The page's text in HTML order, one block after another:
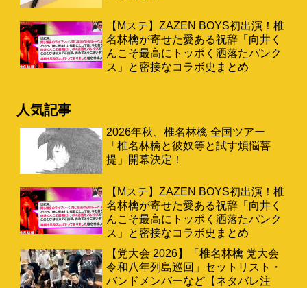
【Mステ】ZAZEN BOYS初出演！椎
名林檎が寄せた愛ある祝辞「向井く
んこそ最高にトッポく洒落たパンク
ス」と密接なコラボ史まとめ
人気記事
2026年秋、椎名林檎 全国ツアー
「椎名林檎と彼奴等と試す煩悩菩
提」開幕決定！
【Mステ】ZAZEN BOYS初出演！椎
名林檎が寄せた愛ある祝辞「向井く
んこそ最高にトッポく洒落たパンク
ス」と密接なコラボ史まとめ
【党大会 2026】「椎名林檎 党大会
令和八年列島巡回」セットリスト・
バンドメンバーなど【ネタバレ注